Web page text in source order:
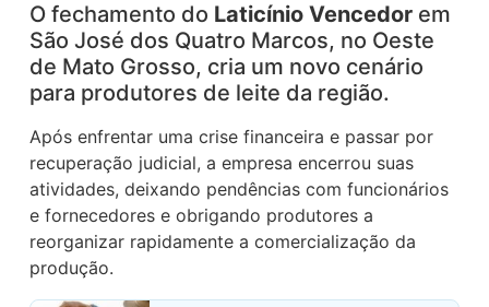
O fechamento do Laticínio Vencedor em
São José dos Quatro Marcos, no Oeste
de Mato Grosso, cria um novo cenário
para produtores de leite da região.
Após enfrentar uma crise financeira e passar por
recuperação judicial, a empresa encerrou suas
atividades, deixando pendências com funcionários
e fornecedores e obrigando produtores a
reorganizar rapidamente a comercialização da
produção.